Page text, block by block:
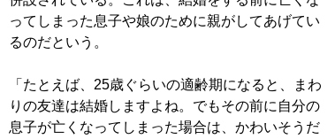
ってしまった息子や娘のために親がしてあげてい
るのだという。
「たとえば、25歳ぐらいの適齢期になると、まわ
りの友達は結婚しますよね。でもその前に自分の
息子が亡くなってしまった場合は、かわいそうだ